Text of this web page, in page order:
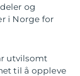
og
i Norge for
utvilsomt
til å oppleve